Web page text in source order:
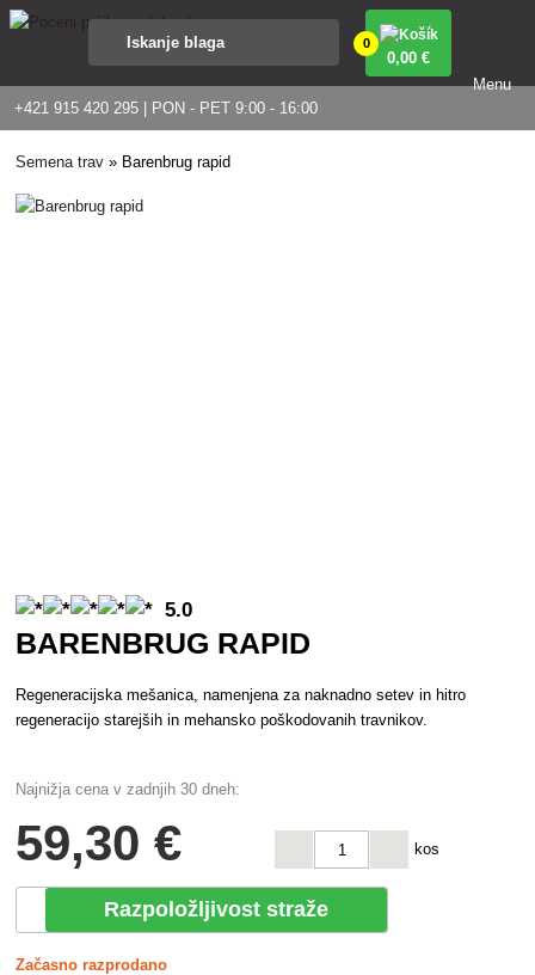
+421 915 420 295 | PON - PET 9:00 - 16:00
0
0,00 €
Menu
Semena trav » Barenbrug rapid
5.0
BARENBRUG RAPID
Regeneracijska mešanica, namenjena za naknadno setev in hitro
regeneracijo starejših in mehansko poškodovanih travnikov.
Najnižja cena v zadnjih 30 dneh:
59,30 € kos
Razpoložljivost straže
Začasno razprodano